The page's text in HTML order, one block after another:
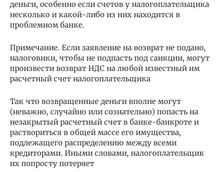
деньги, особенно если счетов у налогоплательщика
несколько и какой-либо из них находится в
проблемном банке.
Примечание. Если заявление на возврат не подано,
налоговики, чтобы не подпасть под санкции, могут
произвести возврат НДС на любой известный им
расчетный счет налогоплательщика
Так что возвращенные деньги вполне могут
(неважно, случайно или сознательно) попасть на
незакрытый расчетный счет в банке-банкроте и
раствориться в общей массе его имущества,
подлежащего распределению между всеми
кредиторами. Иными словами, налогоплательщик
их попросту потеряет